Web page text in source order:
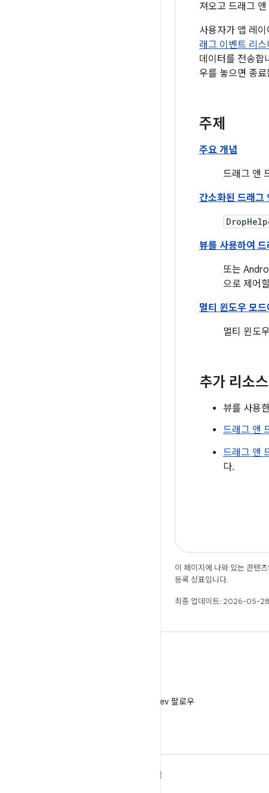
져오고 드래그
사용자가 앱 레
래그 이벤트 리
데이터를 전송합
우를 놓으면 종료
주제
주요 개념
드래그 앤
간소화된 드래
뷰를 사용하여
또는
으로 제어
멀티 윈도우 모
멀티 윈도
추가 리소스
뷰를 사용
드래그 앤
드래그 앤
다.
이 페이지에 나와 있는 콘텐
등록 상표입니다.
최종 업데이트: 2026-05-
X에서 @AndroidDev 팔로우
탐색